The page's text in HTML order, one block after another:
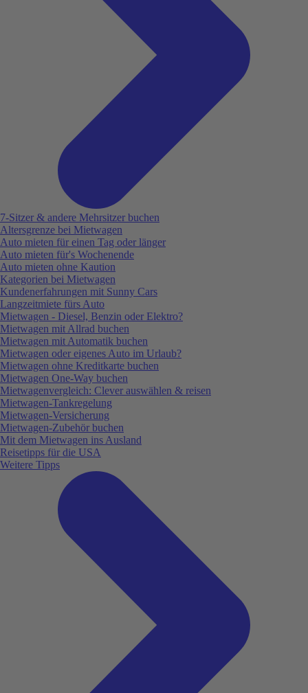
7-Sitzer & andere Mehrsitzer buchen
Altersgrenze bei Mietwagen
Auto mieten für einen Tag oder länger
Auto mieten für's Wochenende
Auto mieten ohne Kaution
Kategorien bei Mietwagen
Kundenerfahrungen mit Sunny Cars
Langzeitmiete fürs Auto
Mietwagen - Diesel, Benzin oder Elektro?
Mietwagen mit Allrad buchen
Mietwagen mit Automatik buchen
Mietwagen oder eigenes Auto im Urlaub?
Mietwagen ohne Kreditkarte buchen
Mietwagen One-Way buchen
Mietwagenvergleich: Clever auswählen & reisen
Mietwagen-Tankregelung
Mietwagen-Versicherung
Mietwagen-Zubehör buchen
Mit dem Mietwagen ins Ausland
Reisetipps für die USA
Weitere Tipps